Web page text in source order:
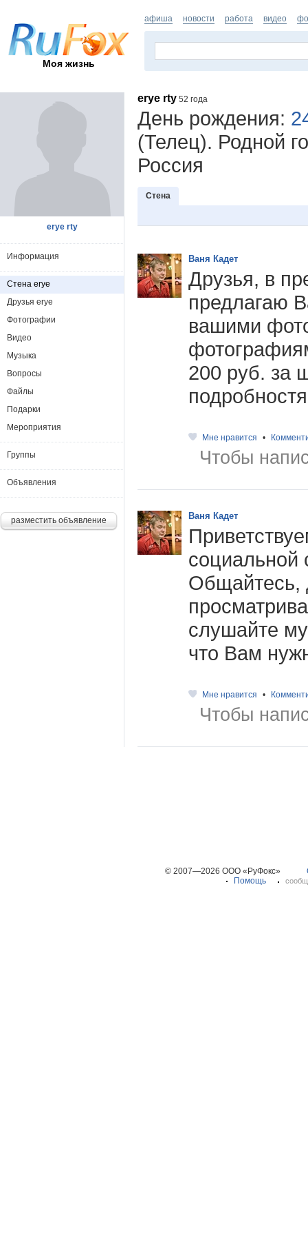
Моя жизнь
афиша новости работа видео
erye rty 52 года
День рождения:
(Телец). Родной
Россия
Стена
Ваня Кадет
Друзья, в
предлагаю
вашими
200 руб. за
Мне нравится •
Чтобы
Ваня Кадет
Общайтесь,
слушайте
что Вам
Мне нравится •
Чтобы
erye rty
Информация
Стена erye
Друзья erye
Фотографии
Видео
Музыка
Вопросы
Файлы
Подарки
Мероприятия
Группы
Объявления
разместить объявление
© 2007—2026 ООО «РуФокс»
Помощь